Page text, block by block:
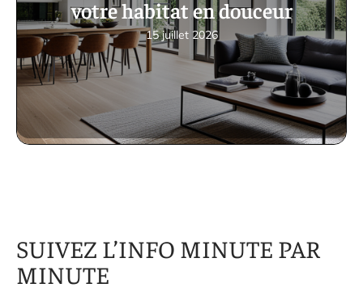
votre habitat en douceur
15 juillet 2026
SUIVEZ L’INFO MINUTE PAR
MINUTE